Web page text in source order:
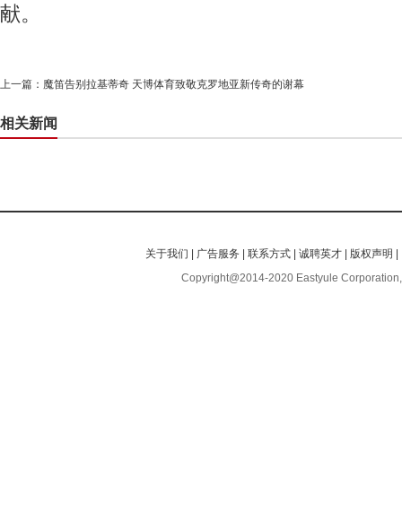
献。
上一篇： 魔笛告别拉基蒂奇 天博体育致敬克罗地亚新传奇的谢幕
相关新闻
关于我们 广告服务 |联系方式 |诚聘英才 版权声明
Copyright@2014-2020 Eastyule